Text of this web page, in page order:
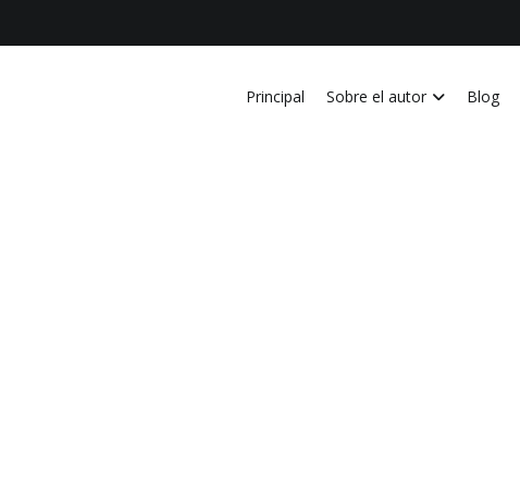
Principal Sobre el autor Blog